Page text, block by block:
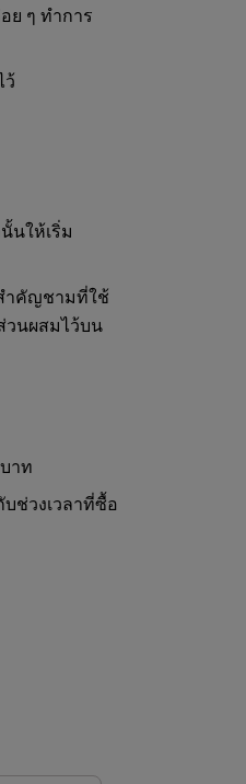
ย ๆ ทำการ
นให้เริ่ม
ำคัญชามที่ใช้
วนผสมไว้บน
าท
ช่วงเวลาที่ซื้อ